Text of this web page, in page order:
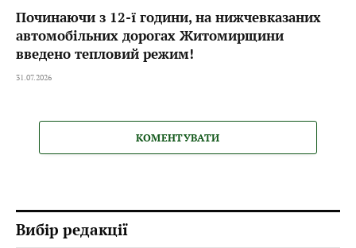
Починаючи з 12-ї години, на нижчевказаних
автомобільних дорогах Житомирщини
введено тепловий режим!
31.07.2026
КОМЕНТУВАТИ
Вибір редакції